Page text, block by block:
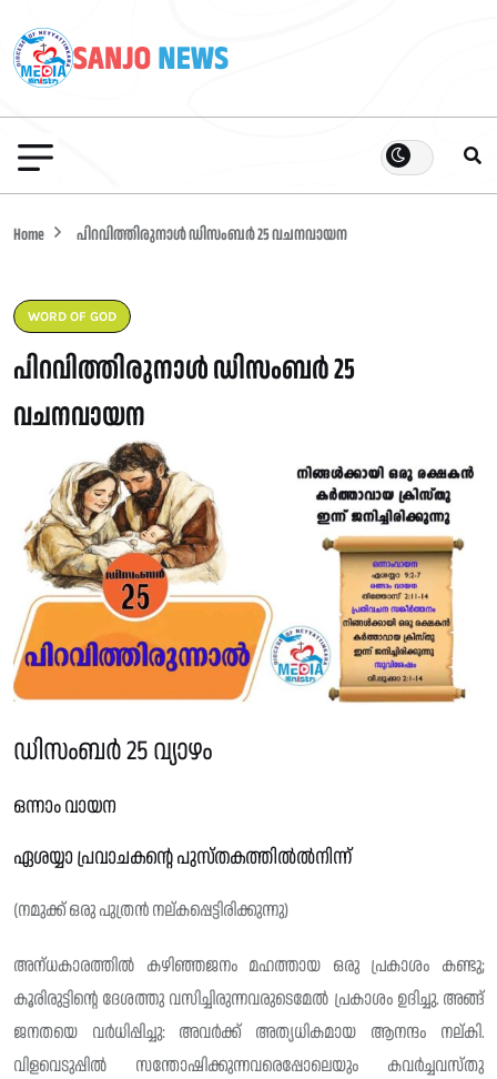
Home പിറവിത്തിരുനാൾ ഡിസംബർ 25 വചനവായന
WORD OF GOD
പിറവിത്തിരുനാൾ ഡിസംബർ 25
വചനവായന
ഡിസംബർ 25 വ്യാഴം
ഒന്നാം വായന
ഏശയ്യാ പ്രവാചകന്റെ പുസ്തകത്തിൽൽനിന്ന്
(നമുക്ക് ഒരു പുത്രൻ നല്കപ്പെട്ടിരിക്കുന്നു)
അന്‌ധകാരത്തിൽ കഴിഞ്ഞജനം മഹത്തായ ഒരു പ്രകാശം കണ്ടു;
കൂരിരുട്ടിന്റെ ദേശത്തു വസിച്ചിരുന്നവരുടെമേൽ പ്രകാശം ഉദിച്ചു. അങ്ങ്
ജനതയെ വർധിപ്പിച്ചു: അവർക്ക് അത്യധികമായ ആനന്ദം നല്കി.
വിളവെടുപ്പിൽ സന്തോഷിക്കുന്നവരെപ്പോലെയും കവർച്ചവസ്തു‌